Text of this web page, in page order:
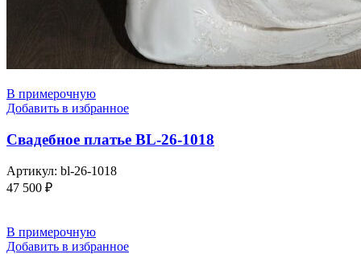
В примерочную
Добавить в избранное
Свадебное платье BL-26-1018
Артикул: bl-26-1018
47 500 ₽
В примерочную
Добавить в избранное